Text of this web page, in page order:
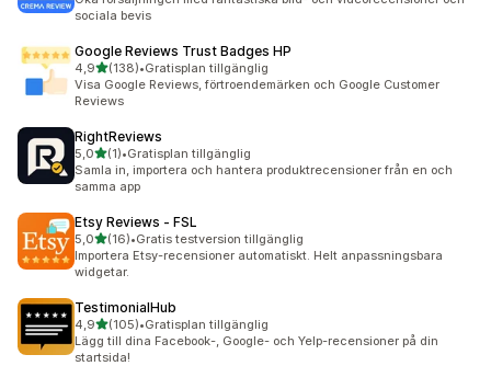
sociala bevis
Google Reviews Trust Badges HP
4,9av 5 stjärnor
(138)
138 recensioner totalt
•Gratisplan tillgänglig
Visa Google Reviews, förtroendemärken och Google Customer
Reviews
RightReviews
5,0av 5 stjärnor
(1)
1 recensioner totalt
•Gratisplan tillgänglig
Samla in, importera och hantera produktrecensioner från en och
samma app
Etsy Reviews ‑ FSL
5,0av 5 stjärnor
(16)
16 recensioner totalt
•Gratis testversion tillgänglig
Importera Etsy-recensioner automatiskt. Helt anpassningsbara
widgetar.
TestimonialHub
4,9av 5 stjärnor
(105)
105 recensioner totalt
•Gratisplan tillgänglig
Lägg till dina Facebook-, Google- och Yelp-recensioner på din
startsida!